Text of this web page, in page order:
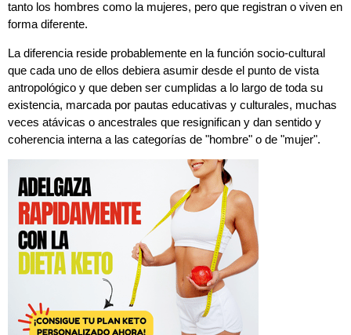
tanto los hombres como la mujeres, pero que registran o viven en
forma diferente.
La diferencia reside probablemente en la función socio-cultural
que cada uno de ellos debiera asumir desde el punto de vista
antropológico y que deben ser cumplidas a lo largo de toda su
existencia, marcada por pautas educativas y culturales, muchas
veces atávicas o ancestrales que resignifican y dan sentido y
coherencia interna a las categorías de "hombre" o de "mujer".